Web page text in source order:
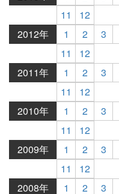
11
12
2012年
1 2 3
11
12
2011年
1 2 3
11
12
2010年
1 2 3
11
12
2009年
1 2 3
11
12
2008年
1 2 3